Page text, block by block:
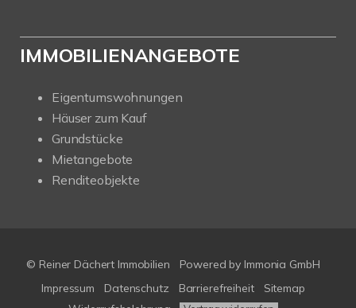
IMMOBILIENANGEBOTE
Eigentumswohnungen
Häuser zum Kauf
Grundstücke
Mietangebote
Renditeobjekte
© Reiner Dächert Immobilien Powered by Immonia GmbH
Impressum
Datenschutz Barrierefreiheit
Sitemap